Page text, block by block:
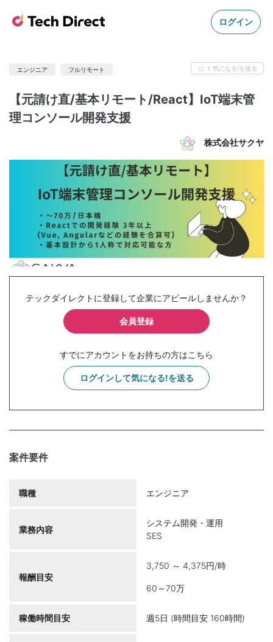
ログイン
エンジニア フルリモート 1 気になる!を送る
【元請け直/基本リモート/React】IoT端末管
理コンソール開発支援
株式会社サクヤ
テックダイレクトに登録して企業にアピールしませんか？
会員登録
すでにアカウントをお持ちの方はこちら
ログインして気になる!を送る
案件要件
職種 エンジニア
業務内容
システム開発・運用
SES
報酬目安
3,750 ～ 4,375円/時
60～70万
稼働時間目安 週5日 (時間目安 160時間)